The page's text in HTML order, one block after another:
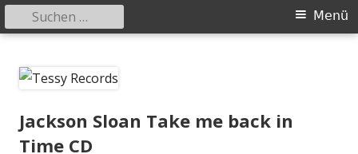
zum
Primäres
Menü
Suchen
nach:
Jackson Sloan Take me back in
Time CD